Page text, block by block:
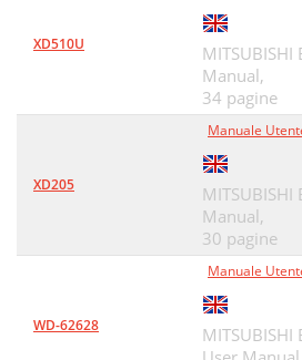
XD510U
MITSUBISHI
Manual,
34 pagine
XD205
Manuale
MITSUBISHI
Manual,
30 pagine
WD-62628
Manuale
MITSUBISHI